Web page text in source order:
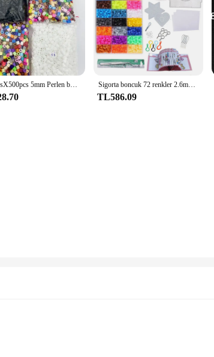
4 colorsX500pcs 5mm Perlen boncuk inci Perler demir boncuk çocuklar için Hama boncuk Diy yaratıcılık bulmacalar yüksek kaliteli el yapımı hediye T Sigorta boncuk 72 renkler 2.6mm yetişkinler Hama boncuk komple kiti bulmaca oyuncaklar 24/48 renkler 5mm ütü boncuk Perler boncuk çocuklar için
TL586.09